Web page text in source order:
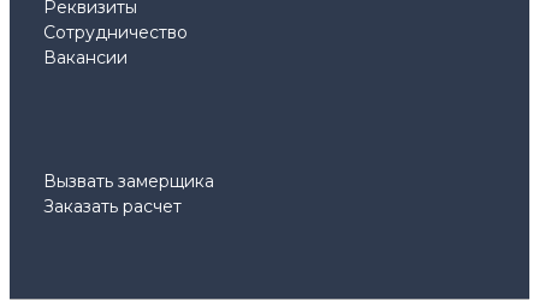
Реквизиты
Сотрудничество
Вакансии
Вызвать замерщика
Заказать расчет